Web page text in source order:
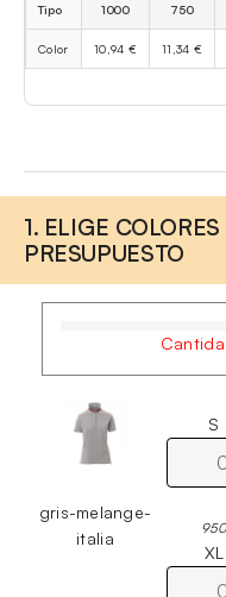
Tipo 1000 750
Color 10,94 € 11,34 €
1. ELIGE
PRESUPUESTO
gris-melange-
italia
S
XL